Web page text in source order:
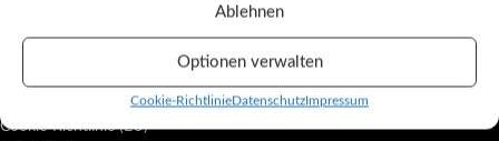
Ablehnen
Optionen verwalten
Cookie-RichtlinieDatenschutzImpressum
Allgemeine Geschäftsbedingungen
Cookie-Richtlinie (EU)